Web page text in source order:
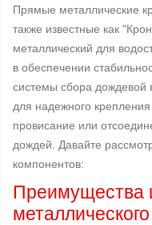
Прямые металлические
также известные как
металлический для
в обеспечении
системы сбора дождевой
для надежного
провисание или
дождей. Давайте
компонентов:
Преимущества